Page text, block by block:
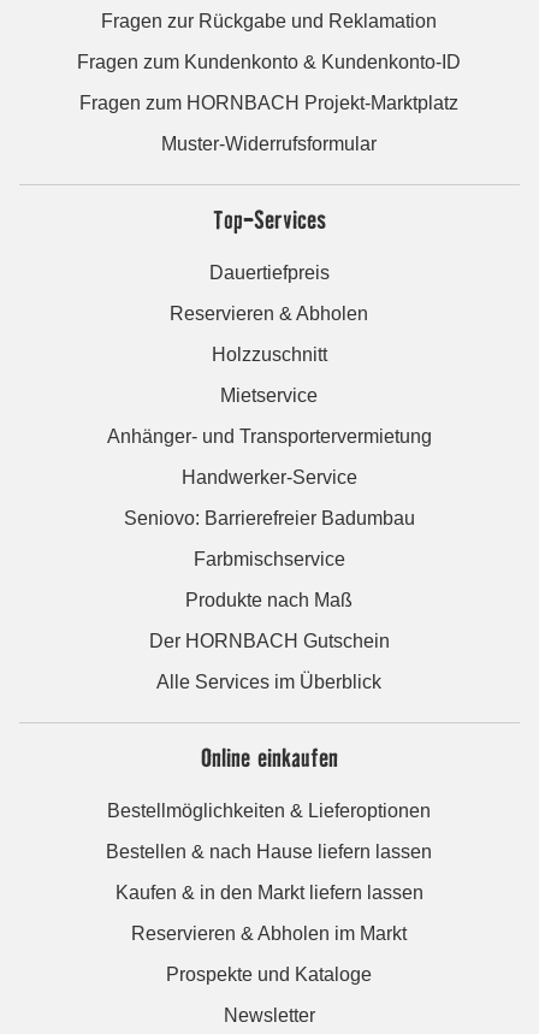
Fragen zur Rückgabe und Reklamation
Fragen zum Kundenkonto & Kundenkonto-ID
Fragen zum HORNBACH Projekt-Marktplatz
Muster-Widerrufsformular
Top-Services
Dauertiefpreis
Reservieren & Abholen
Holzzuschnitt
Mietservice
Anhänger- und Transportervermietung
Handwerker-Service
Seniovo: Barrierefreier Badumbau
Farbmischservice
Produkte nach Maß
Der HORNBACH Gutschein
Alle Services im Überblick
Online einkaufen
Bestellmöglichkeiten & Lieferoptionen
Bestellen & nach Hause liefern lassen
Kaufen & in den Markt liefern lassen
Reservieren & Abholen im Markt
Prospekte und Kataloge
Newsletter